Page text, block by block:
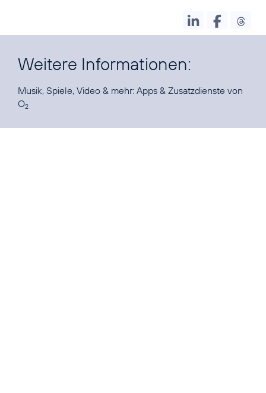
Weitere Informationen:
Musik, Spiele, Video & mehr: Apps & Zusatzdienste von
O2